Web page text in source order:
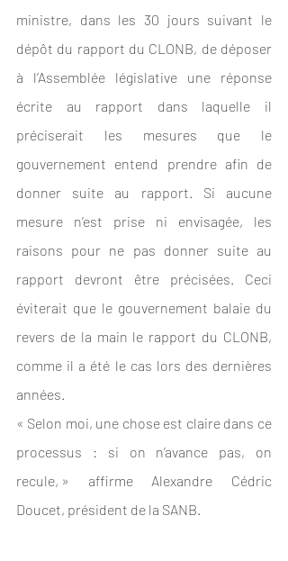
ministre, dans les 30 jours suivant le
dépôt du rapport du CLONB, de déposer
à l’Assemblée législative une réponse
écrite au rapport dans laquelle il
préciserait les mesures que le
gouvernement entend prendre afin de
donner suite au rapport. Si aucune
mesure n’est prise ni envisagée, les
raisons pour ne pas donner suite au
rapport devront être précisées. Ceci
éviterait que le gouvernement balaie du
revers de la main le rapport du CLONB,
comme il a été le cas lors des dernières
années.
« Selon moi, une chose est claire dans ce
processus : si on n’avance pas, on
recule, » affirme Alexandre Cédric
Doucet, président de la SANB.